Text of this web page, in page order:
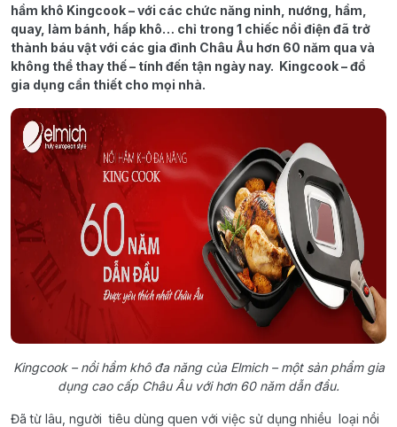
hầm khô Kingcook – với các chức năng ninh, nướng, hầm,
quay, làm bánh, hấp khô… chỉ trong 1 chiếc nồi điện đã trở
thành báu vật với các gia đình Châu Âu hơn 60 năm qua và
không thể thay thế – tính đến tận ngày nay. Kingcook – đồ
gia dụng cần thiết cho mọi nhà.
Kingcook – nồi hầm khô đa năng của Elmich – một sản phẩm gia
dụng cao cấp Châu Âu với hơn 60 năm dẫn đầu.
Đã từ lâu, người tiêu dùng quen với việc sử dụng nhiều loại nồi